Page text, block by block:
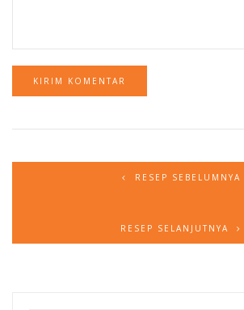
RESEP SEBELUMNYA
RESEP SELANJUTNYA